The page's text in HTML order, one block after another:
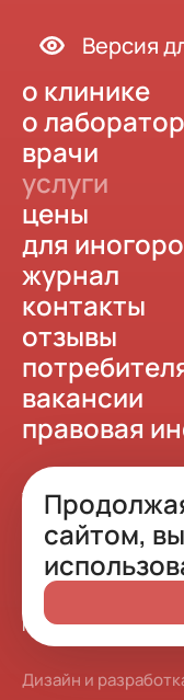
Версия
о клинике
о
врачи
услуги
цены
для
журнал
контакты
отзывы
вакансии
правовая
© 2015 - 2026
Роспотребнадзор
Политика
Лицензия Л041-
Карта сайта
Дизайн и
сайтом,